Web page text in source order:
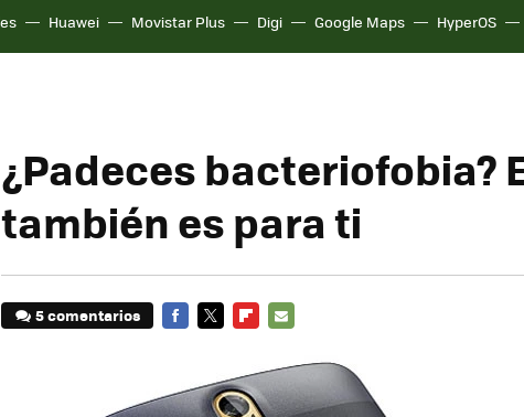
Huawei Movistar Plus Digi Google Maps HyperOS
¿Padeces bacteriofobia?
también es para ti
5 comentarios
MAIL